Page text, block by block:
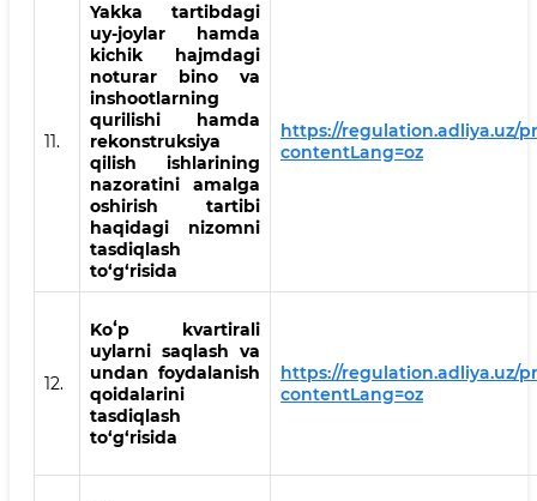
11.
Yakka tartibdagi
uy-joylar hamda
kichik hajmdagi
noturar bino va
inshootlarning
qurilishi hamda
rekonstruksiya
qilish ishlarining
nazoratini amalga
oshirish tartibi
haqidagi nizomni
tasdiqlash
to‘g‘risida
https://regulation.adliya.uz/
contentLang=oz
12.
Koʻp kvartirali
uylarni saqlash va
undan foydalanish
qoidalarini
tasdiqlash
to‘g‘risida
https://regulation.adliya.uz/
contentLang=oz